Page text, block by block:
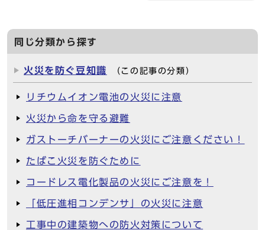
同じ分類から探す
火災を防ぐ豆知識 （この記事の分類）
リチウムイオン電池の火災に注意
火災から命を守る避難
ガストーチバーナーの火災にご注意ください！
たばこ火災を防ぐために
コードレス電化製品の火災にご注意を！
「低圧進相コンデンサ」の火災に注意
工事中の建築物への防火対策について